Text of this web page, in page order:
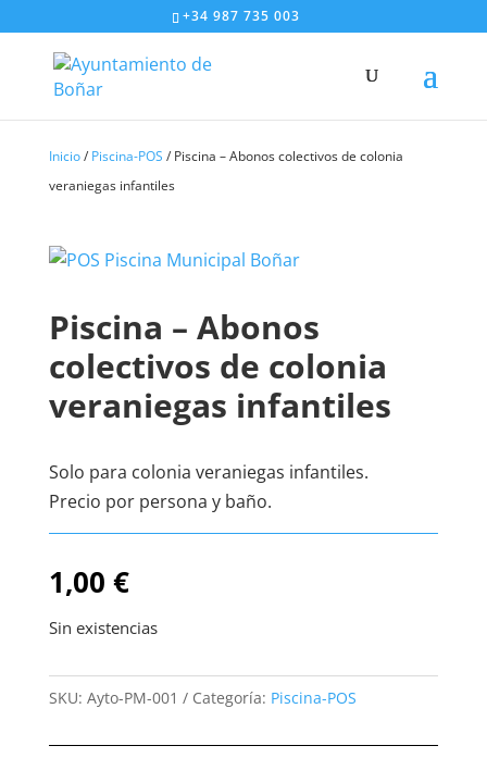
+34 987 735 003
Inicio/ Piscina-POS / Piscina – Abonos colectivos de colonia
veraniegas infantiles
Piscina – Abonos
colectivos de colonia
veraniegas infantiles
Solo para colonia veraniegas infantiles.
Precio por persona y baño.
1,00 €
Sin existencias
SKU: Ayto-PM-001 Categoría: Piscina-POS